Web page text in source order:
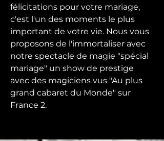
félicitations pour votre mariage,
c'est l'un des moments le plus
important de votre vie. Nous vous
proposons de l'immortaliser avec
notre spectacle de magie "spécial
mariage" un show de prestige
avec des magiciens vus "Au plus
grand cabaret du Monde" sur
France 2.